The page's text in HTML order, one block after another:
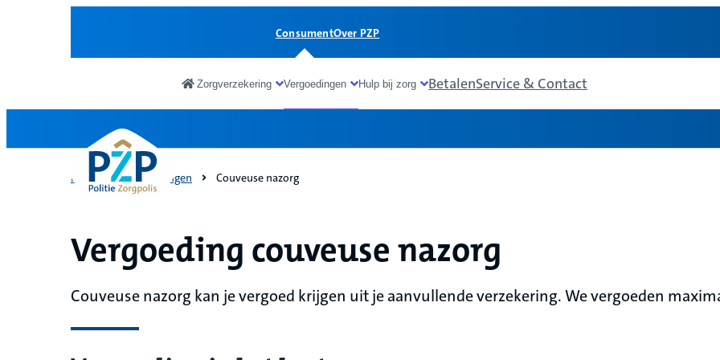
ConsumentOver PZP
Consument
Zorgverzekering Vergoedingen Hulp bij zorg BetalenService & Contact
Home Vergoedingen Couveuse nazorg
Vergoeding couveuse nazorg
Couveuse nazorg kan je vergoed krijgen uit je aanvullende verzekering. We vergoeden